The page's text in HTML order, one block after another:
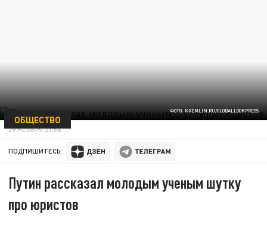
ФОТО: KREMLIN.RU/GLOBALLOOKPRESS
ОБЩЕСТВО
29 НОЯБРЯ 21:56
ПОДПИШИТЕСЬ:
Путин рассказал молодым ученым шутку
про юристов